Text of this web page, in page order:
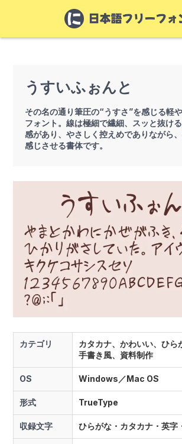
うすいふぉんと
その名の通り筆圧の“うすさ”を感じる軽
フォント。線は極細で繊細、スッと抜け
感があり、やさしく控えめでありながら
感じさせる書体です。
カテゴリ
カタカナ、かわいい、ひら
手書き風、資料制作
OS Windows／Mac OS
形式 TrueType
収録文字 ひらがな・カタカナ・英字